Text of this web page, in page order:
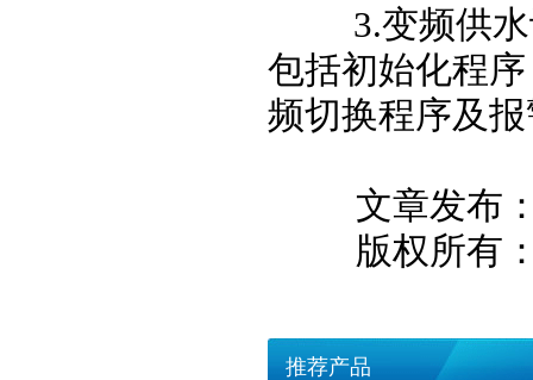
3.变频供水
包括初始化程
频切换程序及
文章发布：
版权所有：
推荐产品